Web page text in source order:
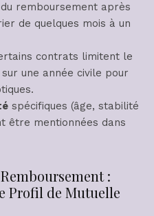
remboursement après
de quelques mois à un
contrats limitent le
une année civile pour
spécifiques (âge, stabilité
être mentionnées dans
:
Profil de Mutuelle